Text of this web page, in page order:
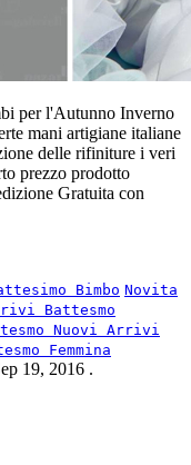
per l'Autunno Inverno
mani artigiane italiane
delle rifiniture i veri
prezzo prodotto
Gratuita con
Bimbo Novita
Battesmo
Nuovi Arrivi
Femmina
19, 2016 .